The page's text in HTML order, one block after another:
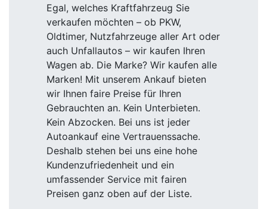
Egal, welches Kraftfahrzeug Sie
verkaufen möchten – ob PKW,
Oldtimer, Nutzfahrzeuge aller Art oder
auch Unfallautos – wir kaufen Ihren
Wagen ab. Die Marke? Wir kaufen alle
Marken! Mit unserem Ankauf bieten
wir Ihnen faire Preise für Ihren
Gebrauchten an. Kein Unterbieten.
Kein Abzocken. Bei uns ist jeder
Autoankauf eine Vertrauenssache.
Deshalb stehen bei uns eine hohe
Kundenzufriedenheit und ein
umfassender Service mit fairen
Preisen ganz oben auf der Liste.